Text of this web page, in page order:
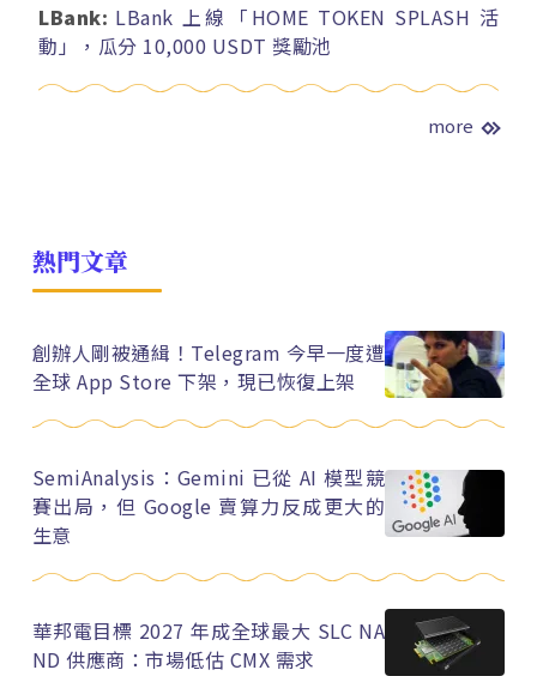
LBank: LBank 上線「HOME TOKEN SPLASH 活
動」，瓜分 10,000 USDT 獎勵池
more
熱門文章
創辦人剛被通緝！Telegram 今早一度遭
全球 App Store 下架，現已恢復上架
SemiAnalysis：Gemini 已從 AI 模型競
賽出局，但 Google 賣算力反成更大的
生意
華邦電目標 2027 年成全球最大 SLC NA
ND 供應商：市場低估 CMX 需求